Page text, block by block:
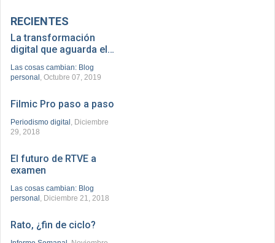
RECIENTES
La transformación
digital que aguarda el…
Las cosas cambian: Blog
personal , Octubre 07, 2019
Filmic Pro paso a paso
Periodismo digital , Diciembre
29, 2018
El futuro de RTVE a
examen
Las cosas cambian: Blog
personal , Diciembre 21, 2018
Rato, ¿fin de ciclo?